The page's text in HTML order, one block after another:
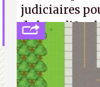
judiciaires
de bras,
intellectuelle